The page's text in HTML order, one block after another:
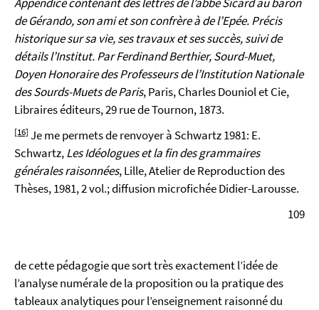
de Gérando, son ami et son confrère à de l’Epée. Précis
historique sur sa vie, ses travaux et ses succès, suivi de
détails l’Institut. Par Ferdinand Berthier, Sourd-Muet,
Doyen Honoraire des Professeurs de l’Institution Nationale
des Sourds-Muets de Paris, Paris, Charles Douniol et Cie,
Libraires éditeurs, 29 rue de Tournon, 1873.
[16] Je me permets de renvoyer à Schwartz 1981: E.
Schwartz,Les Idéologues et la fin des grammaires
générales raisonnées, Lille, Atelier de Reproduction des
Thèses, 1981, 2 vol.; diffusion microfichée Didier-Larousse.
109
de cette pédagogie que sort très exactement l’idée de
l’analyse numérale de la proposition ou la pratique des
tableaux analytiques pour l’enseignement raisonné du